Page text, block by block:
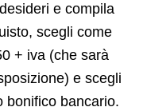
e compila
scegli come
+ iva (che sarà
e scegli
bonifico bancario.